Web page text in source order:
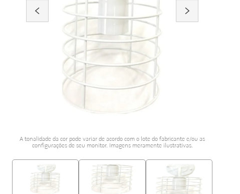
A tonalidade da cor pode variar de acordo com o lote do fabricante e/ou as
configurações de seu monitor. Imagens meramente ilustrativas.
9º
10º porcelanato acetinado